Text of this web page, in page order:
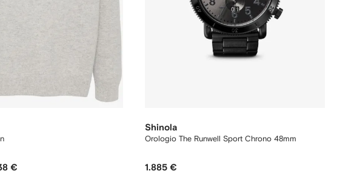
€
Shinola
Orologio The Runwell Sport Chrono 48mm
1.885 €